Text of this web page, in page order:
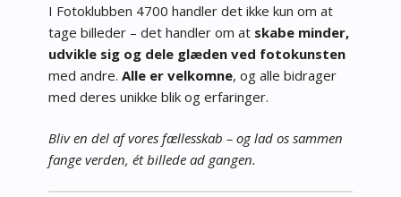
I Fotoklubben 4700 handler det ikke kun om at
tage billeder – det handler om at skabe minder,
udvikle sig og dele glæden ved fotokunsten
med andre. Alle er velkomne, og alle bidrager
med deres unikke blik og erfaringer.
Bliv en del af vores fællesskab – og lad os sammen
fange verden, ét billede ad gangen.